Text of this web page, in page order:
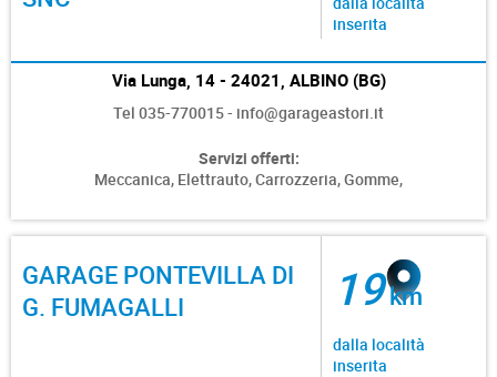
inserita
Via Lunga, 14 - 24021, ALBINO (BG)
Tel 035-770015 - info@garageastori.it
Servizi offerti:
Meccanica, Elettrauto,Carrozzeria,Gomme,
GARAGE PONTEVILLA DI
G. FUMAGALLI
19km
dalla località
inserita